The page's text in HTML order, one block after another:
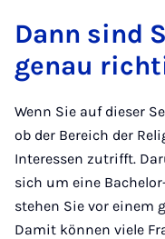
Dann sind
genau
Wenn Sie auf dieser
ob der Bereich der
Interessen zutrifft.
sich um eine
stehen Sie vor einem
Damit können viele